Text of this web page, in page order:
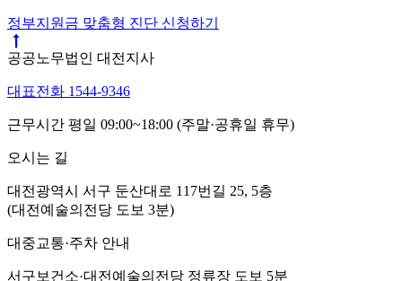
정부지원금 맞춤형 진단 신청하기
공공노무법인 대전지사
대표전화 1544-9346
근무시간 평일 09:00~18:00 (주말·공휴일 휴무)
오시는 길
대전광역시 서구 둔산대로 117번길 25, 5층
(대전예술의전당 도보 3분)
대중교통·주차 안내
서구보건소·대전예술의전당 정류장 도보 5분